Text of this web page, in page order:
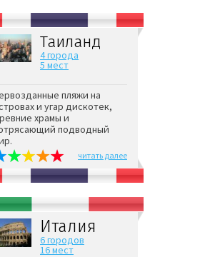
Таиланд
4 города
5 мест
пляжи на
и угар дискотек,
храмы и
подводный
читать далее
Италия
6 городов
16 мест